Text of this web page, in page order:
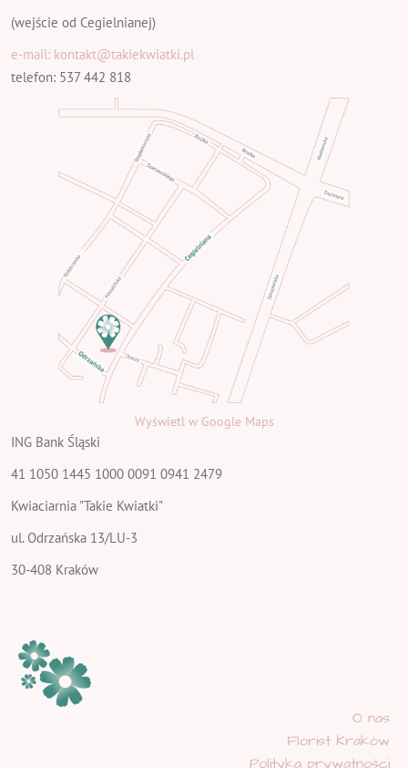
(wejście od Cegielnianej)
e-mail: kontakt@takiekwiatki.pl
telefon: 537 442 818
Wyświetl w Google Maps
ING Bank Śląski
41 1050 1445 1000 0091 0941 2479
Kwiaciarnia "Takie Kwiatki"
ul. Odrzańska 13/LU-3
30-408 Kraków
O nas
Florist Kraków
Polityka prywatności